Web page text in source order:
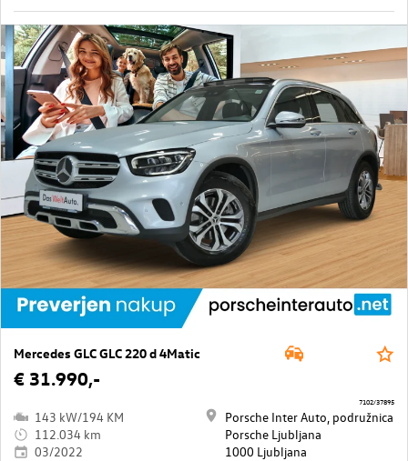
Mercedes GLC GLC 220 d 4Matic
€ 31.990,-
143 kW/194 KM
112.034 km
03/2022
Porsche Inter Auto, podružnica
Porsche Ljubljana
1000 Ljubljana
7102/37895